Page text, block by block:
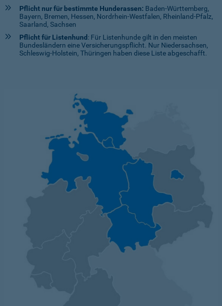
Pflicht nur für bestimmte Hunderassen: Baden-Württemberg,
Bayern, Bremen, Hessen, Nordrhein-Westfalen, Rheinland-Pfalz,
Saarland, Sachsen
Pflicht für Listenhund : Für Listenhunde gilt in den meisten
Bundesländern eine Versicherungspflicht. Nur Niedersachsen,
Schleswig-Holstein, Thüringen haben diese Liste abgeschafft.